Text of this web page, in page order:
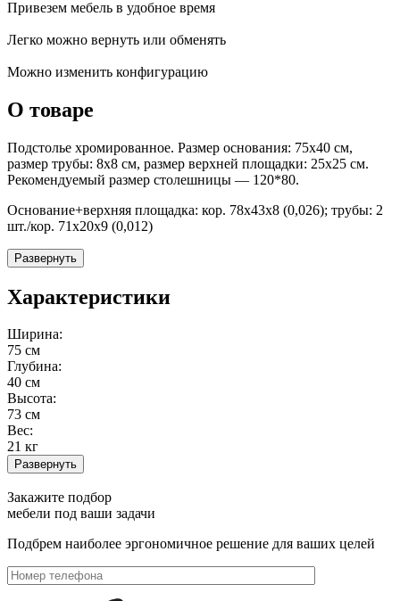
Привезем мебель в удобное время
Легко можно вернуть или обменять
Можно изменить конфигурацию
О товаре
Подстолье хромированное. Размер основания: 75х40 см,
размер трубы: 8х8 см, размер верхней площадки: 25х25 см.
Рекомендуемый размер столешницы — 120*80.
Основание+верхняя площадка: кор. 78х43х8 (0,026); трубы: 2
шт./кор. 71х20х9 (0,012)
Развернуть
Характеристики
Ширина:
75 см
Глубина:
40 см
Высота:
73 см
Вес:
21 кг
Развернуть
Закажите подбор
мебели под ваши задачи
Подбрем наиболее эргономичное решение для ваших целей